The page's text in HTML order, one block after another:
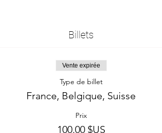
Replay disponible
Billets
Vente expirée
Type de billet
France, Belgique, Suisse
Prix
100.00 $US